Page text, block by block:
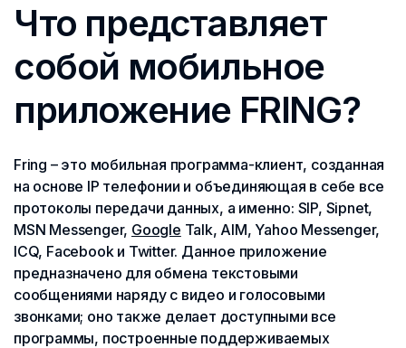
Что представляет
собой мобильное
приложение FRING?
Fring – это мобильная программа-клиент, созданная
на основе IP телефонии и объединяющая в себе все
протоколы передачи данных, а именно: SIP, Sipnet,
MSN Messenger, Google Talk, AIM, Yahoo Messenger,
ICQ, Facebook и Twitter. Данное приложение
предназначено для обмена текстовыми
сообщениями наряду с видео и голосовыми
звонками; оно также делает доступными все
программы, построенные поддерживаемых